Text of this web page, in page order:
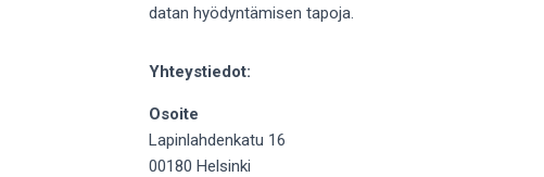
datan hyödyntämisen tapoja.
Yhteystiedot:
Osoite
Lapinlahdenkatu 16
00180 Helsinki